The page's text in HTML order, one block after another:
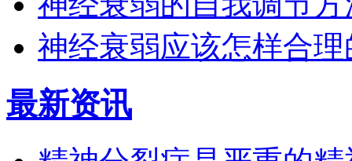
神经衰弱应该怎样合
最新资讯